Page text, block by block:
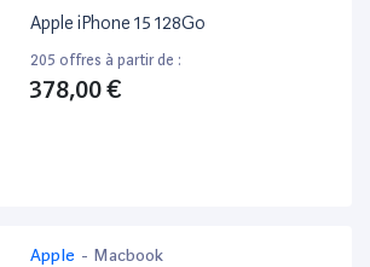
Apple iPhone 15 128Go
205 offres à partir de :
378,00 €
Apple - Macbook